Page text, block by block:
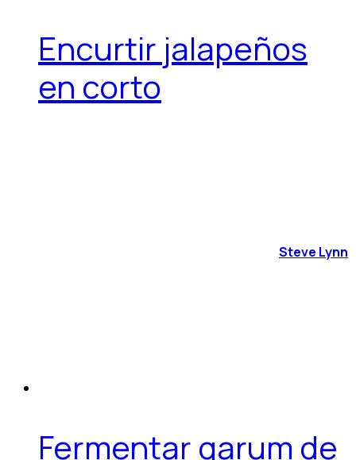
Encurtir jalapeños
en corto
Steve Lynn
Fermentar garum de